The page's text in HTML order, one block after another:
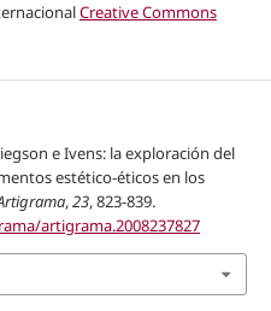
Creative Commons
e Ivens: la exploración del
estético-éticos en los
,23, 823-839.
artigrama.2008237827